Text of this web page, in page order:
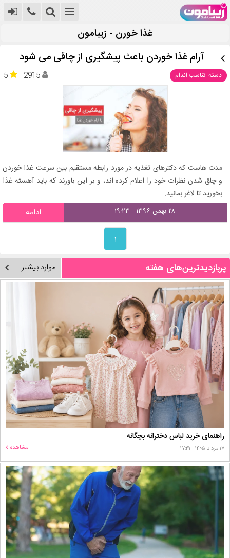
غذا خورن - زیبامون
آرام غذا خوردن باعث پیشگیری از چاقی می شود
دسته: تناسب اندام 5 2915
مدت هاست که دکترهای تغذیه در مورد رابطه مستقیم بین سرعت غذا خوردن
و چاق شدن نظرات خود را اعلام کرده اند، و بر این باورند که باید آهسته غذا
بخورید تا لاغر بمانید.
۲۸ بهمن ۱۳۹۶ - ۱۹:۲۳ ادامه
۱
پربازدیدترین‌های هفته موارد بیشتر
راهنمای خرید لباس دخترانه بچگانه
۱۷ مرداد ۱۴۰۵ - ۱۷:۳۱ مشاهده